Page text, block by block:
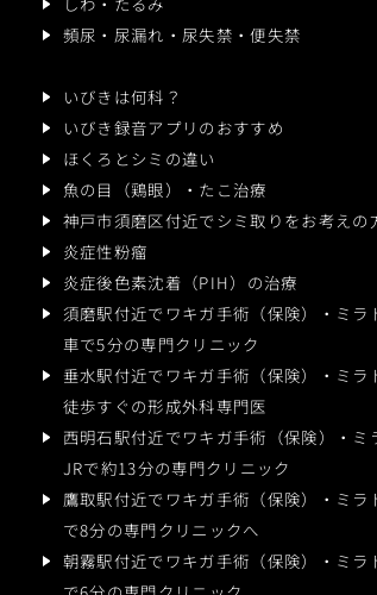
頻尿・尿漏れ・尿失禁・便失禁
いびきは何科？
いびき録音アプリのおすすめ
ほくろとシミの違い
魚の目（鶏眼）・たこ治療
神戸市須磨区付近でシミ取りをお考えの
炎症性粉瘤
炎症後色素沈着（PIH）の治療
須磨駅付近でワキガ手術（保険）・ミラ
車で5分の専門クリニック
垂水駅付近でワキガ手術（保険）・ミラ
徒歩すぐの形成外科専門医
西明石駅付近でワキガ手術（保険）・ミ
JRで約13分の専門クリニック
鷹取駅付近でワキガ手術（保険）・ミラ
で8分の専門クリニックへ
朝霧駅付近でワキガ手術（保険）・ミラ